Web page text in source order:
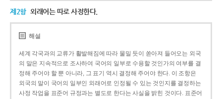
제2항 외래어는 따로 사정한다.
해설
세계 각국과의 교류가 활발해짐에 따라 물밀 듯이 쏟아져 들어오는 외국
의 말은 지속적으로 조사하여 국어의 일부로 수용할 것인가의 여부를 결
정해 주어야 할 뿐 아니라, 그 표기 역시 결정해 주어야 한다. 이 조항은
외국의 말이 국어의 일부인 외래어로 인정될 수 있는 것인지를 결정하는
사정 작업을 표준어 규정과는 별도로 한다는 사실을 밝힌 것이다. 표준어